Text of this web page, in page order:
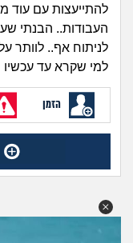
להתייעצות עם עוד
לניתוח אף.. לוותר
למי שקרא עד עכשיו
הזמן